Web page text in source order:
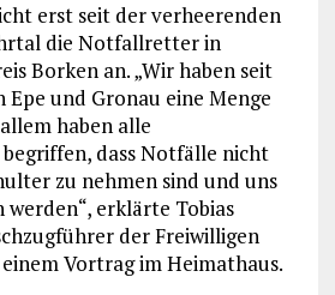
erst seit der verheerenden
die Notfallretter in
Borken an. „Wir haben seit
und Gronau eine Menge
haben alle
dass Notfälle nicht
zu nehmen sind und uns
erklärte Tobias
der Freiwilligen
Vortrag im Heimathaus.